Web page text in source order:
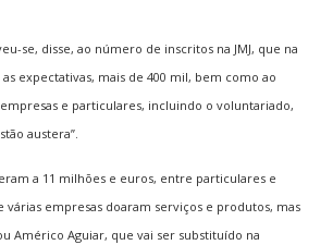
se, disse, ao número de inscritos na JMJ, que na
expectativas, mais de 400 mil, bem como ao
e particulares, incluindo o voluntariado,
austera”.
a 11 milhões e euros, entre particulares e
várias empresas doaram serviços e produtos, mas
Américo Aguiar, que vai ser substituído na